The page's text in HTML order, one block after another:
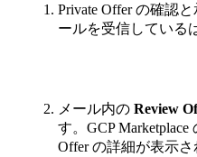
Private Offer の確認
ールを受信している
メール内の Review
す。GCP
Offer の詳細が表示さ